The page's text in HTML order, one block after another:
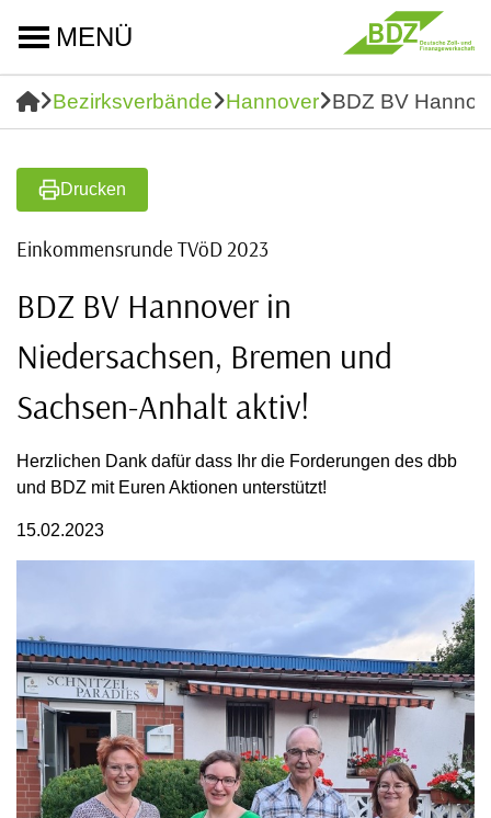
MENÜ
Bezirksverbände Hannover BDZ BV
Drucken
Einkommensrunde TVöD 2023
BDZ BV Hannover in
Niedersachsen, Bremen und
Sachsen-Anhalt aktiv!
Herzlichen Dank dafür dass Ihr die Forderungen des dbb
und BDZ mit Euren Aktionen unterstützt!
15.02.2023